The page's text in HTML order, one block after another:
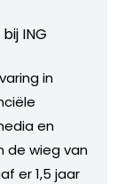
ING
in
en
de wieg van
er 1,5 jaar